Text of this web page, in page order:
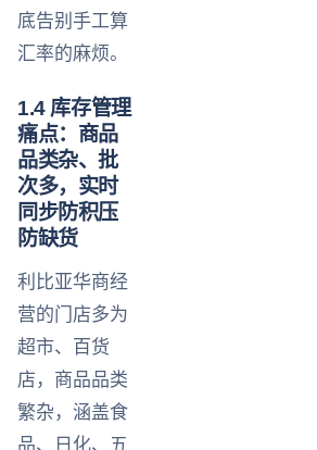
底告别手工算
汇率的麻烦。
1.4 库存管理
痛点：商品
品类杂、批
次多，实时
同步防积压
防缺货
利比亚华商经
营的门店多为
超市、百货
店，商品品类
繁杂，涵盖食
品、日化、五